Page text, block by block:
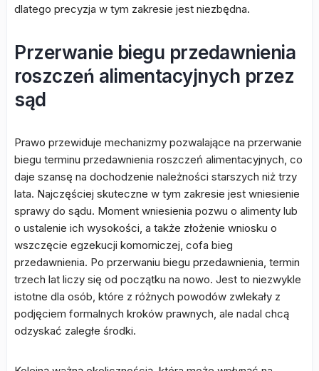
dlatego precyzja w tym zakresie jest niezbędna.
Przerwanie biegu przedawnienia
roszczeń alimentacyjnych przez
sąd
Prawo przewiduje mechanizmy pozwalające na przerwanie
biegu terminu przedawnienia roszczeń alimentacyjnych, co
daje szansę na dochodzenie należności starszych niż trzy
lata. Najczęściej skuteczne w tym zakresie jest wniesienie
sprawy do sądu. Moment wniesienia pozwu o alimenty lub
o ustalenie ich wysokości, a także złożenie wniosku o
wszczęcie egzekucji komorniczej, cofa bieg
przedawnienia. Po przerwaniu biegu przedawnienia, termin
trzech lat liczy się od początku na nowo. Jest to niezwykle
istotne dla osób, które z różnych powodów zwlekały z
podjęciem formalnych kroków prawnych, ale nadal chcą
odzyskać zaległe środki.